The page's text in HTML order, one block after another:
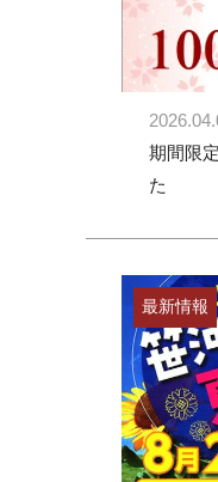
期間限
た
最新情報